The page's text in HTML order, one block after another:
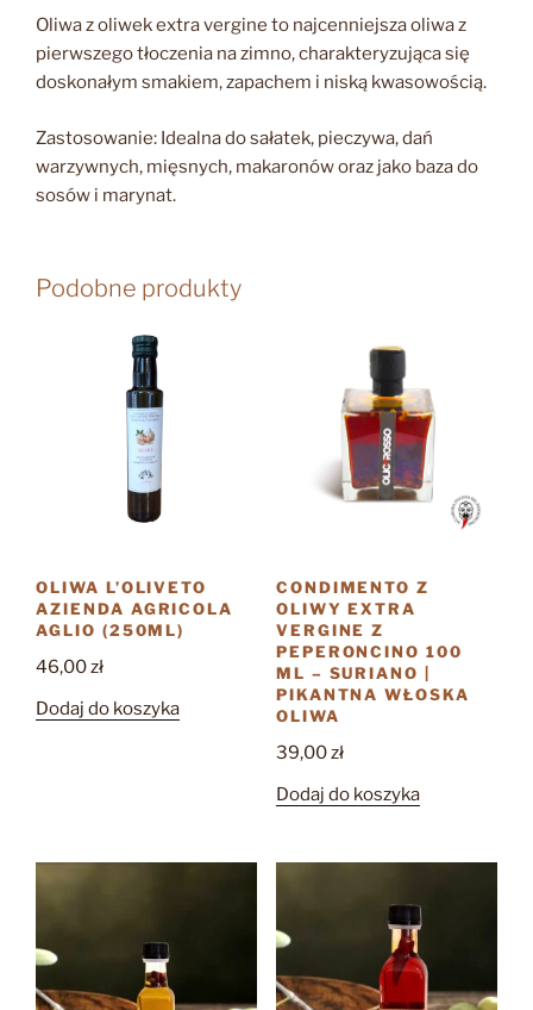
Oliwa z oliwek extra vergine to najcenniejsza oliwa z
pierwszego tłoczenia na zimno, charakteryzująca się
doskonałym smakiem, zapachem i niską kwasowością.
Zastosowanie: Idealna do sałatek, pieczywa, dań
warzywnych, mięsnych, makaronów oraz jako baza do
sosów i marynat.
Podobne produkty
OLIWA L’OLIVETO
AZIENDA AGRICOLA
AGLIO (250ML)
46,00zł
Dodaj do koszyka
CONDIMENTO Z
OLIWY EXTRA
VERGINE Z
PEPERONCINO 100
ML – SURIANO |
PIKANTNA WŁOSKA
OLIWA
39,00zł
Dodaj do koszyka